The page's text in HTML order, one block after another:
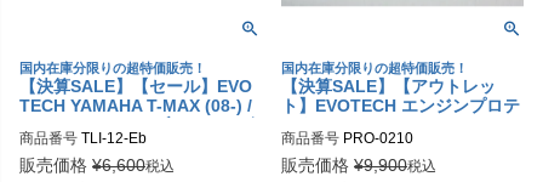
国内在庫分限りの超特価販売！
【決算SALE】【セール】EVO
TECH YAMAHA T-MAX (08-) /
ーバーキャップ ブルー
商品番号 TLI-12-Eb
販売価格 ¥6,600税込
国内在庫分限りの超特価販売！
【決算SALE】【アウトレッ
ト】EVOTECH エンジンプロテ
商品番号 PRO-0210
販売価格 ¥9,900税込